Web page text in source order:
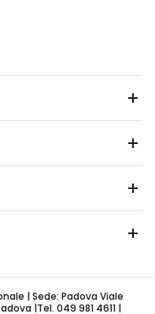
| Sede: Padova Viale
|Tel. 049 981 4611 |